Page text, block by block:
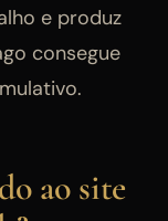
e produz
consegue
ao site